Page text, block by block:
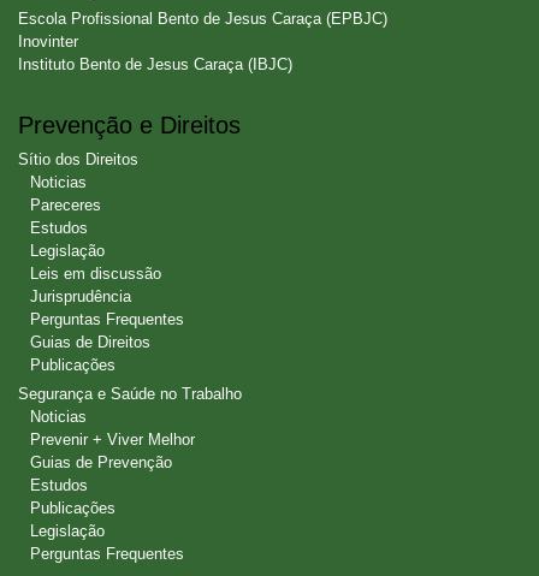
Escola Profissional Bento de Jesus Caraça (EPBJC)
Inovinter
Instituto Bento de Jesus Caraça (IBJC)
Prevenção e Direitos
Sítio dos Direitos
Noticias
Pareceres
Estudos
Legislação
Leis em discussão
Jurisprudência
Perguntas Frequentes
Guias de Direitos
Publicações
Segurança e Saúde no Trabalho
Noticias
Prevenir + Viver Melhor
Guias de Prevenção
Estudos
Publicações
Legislação
Perguntas Frequentes